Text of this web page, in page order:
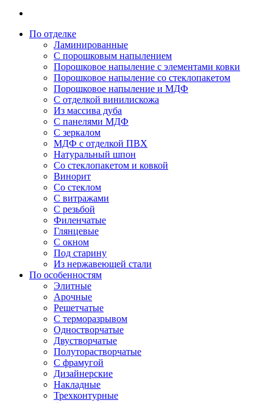
По отделке
Ламинированные
С порошковым напылением
Порошковое напыление с элементами ковки
Порошковое напыление со стеклопакетом
Порошковое напыление и МДФ
С отделкой винилискожа
Из массива дуба
С панелями МДФ
С зеркалом
МДФ с отделкой ПВХ
Натуральный шпон
Со стеклопакетом и ковкой
Винорит
Со стеклом
С витражами
С резьбой
Филенчатые
Глянцевые
С окном
Под старину
Из нержавеющей стали
По особенностям
Элитные
Арочные
Решетчатые
С терморазрывом
Одностворчатые
Двустворчатые
Полуторастворчатые
С фрамугой
Дизайнерские
Накладные
Трехконтурные